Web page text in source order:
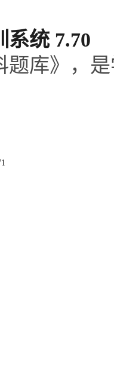
系统 7.70
题库》，